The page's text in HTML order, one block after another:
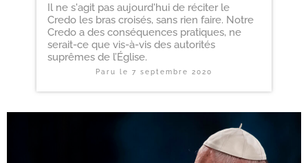
Il ne s'agit pas aujourd'hui de réciter le
Credo les bras croisés, sans rien faire. Notre
Credo a des conséquences pratiques, ne
serait-ce que vis-à-vis des autorités
suprêmes de l’Église.
Paru le 7 septembre 2020